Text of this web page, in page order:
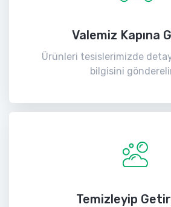
Valemiz Kapına
Ürünleri tesislerimizde
bilgisini
Temizleyip